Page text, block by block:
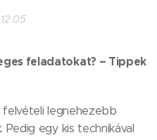
feladatokat? – Tippek
legnehezebb
. Pedig egy kis technikával